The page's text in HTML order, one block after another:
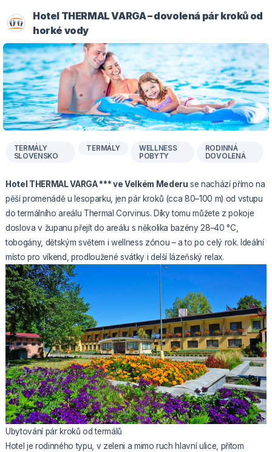
Hotel THERMAL VARGA – dovolená pár kroků od
horké vody
TERMÁLY
SLOVENSKO
TERMÁLY
WELLNESS
POBYTY
RODINNÁ
DOVOLENÁ
Hotel THERMAL VARGA *** ve Velkém Mederu se nachází přímo na
pěší promenádě u lesoparku, jen pár kroků (cca 80–100 m) od vstupu
do termálního areálu Thermal Corvinus. Díky tomu můžete z pokoje
doslova v županu přejít do areálu s několika bazény 28–40 °C,
tobogány, dětským světem i wellness zónou – a to po celý rok. Ideální
místo pro víkend, prodloužené svátky i delší lázeňský relax.
Ubytování pár kroků od termálů
Hotel je rodinného typu, v zeleni a mimo ruch hlavní ulice, přitom